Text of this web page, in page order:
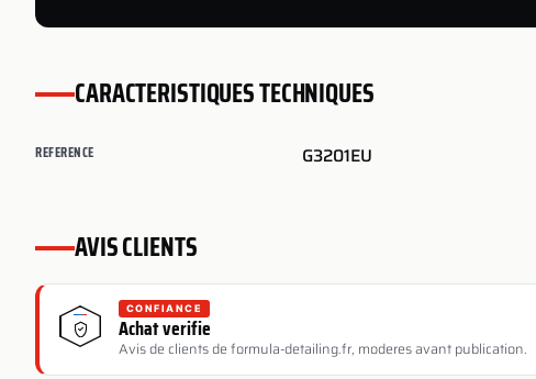
CARACTERISTIQUES TECHNIQUES
REFERENCE G3201EU
AVIS CLIENTS
CONFIANCE
Achat verifie
Avis de clients de formula-detailing.fr, moderes avant publication.